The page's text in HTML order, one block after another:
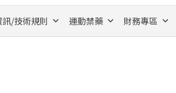
/技術規則 運動禁藥 財務專區